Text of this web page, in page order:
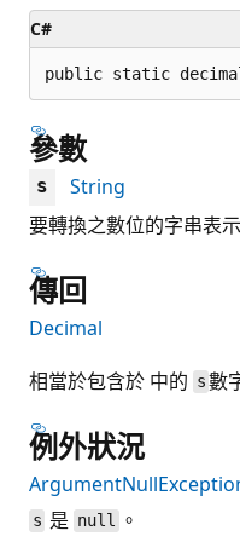
C#
public static
參數
s
String
要轉換之數位的字串表
傳回
Decimal
相當於包含於 中的 s 數
例外狀況
s 是 null 。